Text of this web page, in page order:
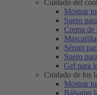
Cuidado del
Mostrar
Suero
Crema de
Sérum
Suero
Gel para
Cuidado de los
Mostrar
Bálsamo